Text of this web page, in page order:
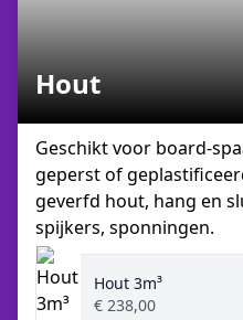
Hout
Geschikt voor board-
geperst of
geverfd hout, hang en
spijkers, sponningen.
Hout 3m³
€ 238,00